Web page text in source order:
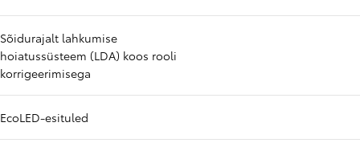
Sõidurajalt lahkumise
hoiatussüsteem (LDA) koos rooli
korrigeerimisega
EcoLED-esituled